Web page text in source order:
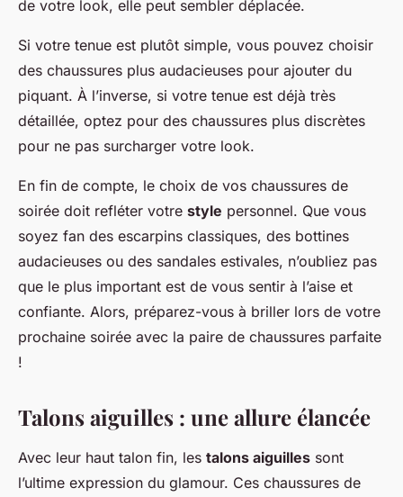
de votre look, elle peut sembler déplacée.
Si votre tenue est plutôt simple, vous pouvez choisir
des chaussures plus audacieuses pour ajouter du
piquant. À l’inverse, si votre tenue est déjà très
détaillée, optez pour des chaussures plus discrètes
pour ne pas surcharger votre look.
En fin de compte, le choix de vos chaussures de
soirée doit refléter votre style personnel. Que vous
soyez fan des escarpins classiques, des bottines
audacieuses ou des sandales estivales, n’oubliez pas
que le plus important est de vous sentir à l’aise et
confiante. Alors, préparez-vous à briller lors de votre
prochaine soirée avec la paire de chaussures parfaite
!
Talons aiguilles : une allure élancée
Avec leur haut talon fin, les talons aiguilles sont
l’ultime expression du glamour. Ces chaussures de